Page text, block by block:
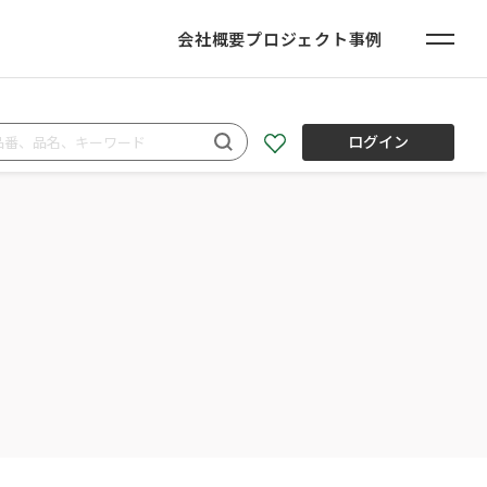
会社概要プロジェクト事例
ログイン